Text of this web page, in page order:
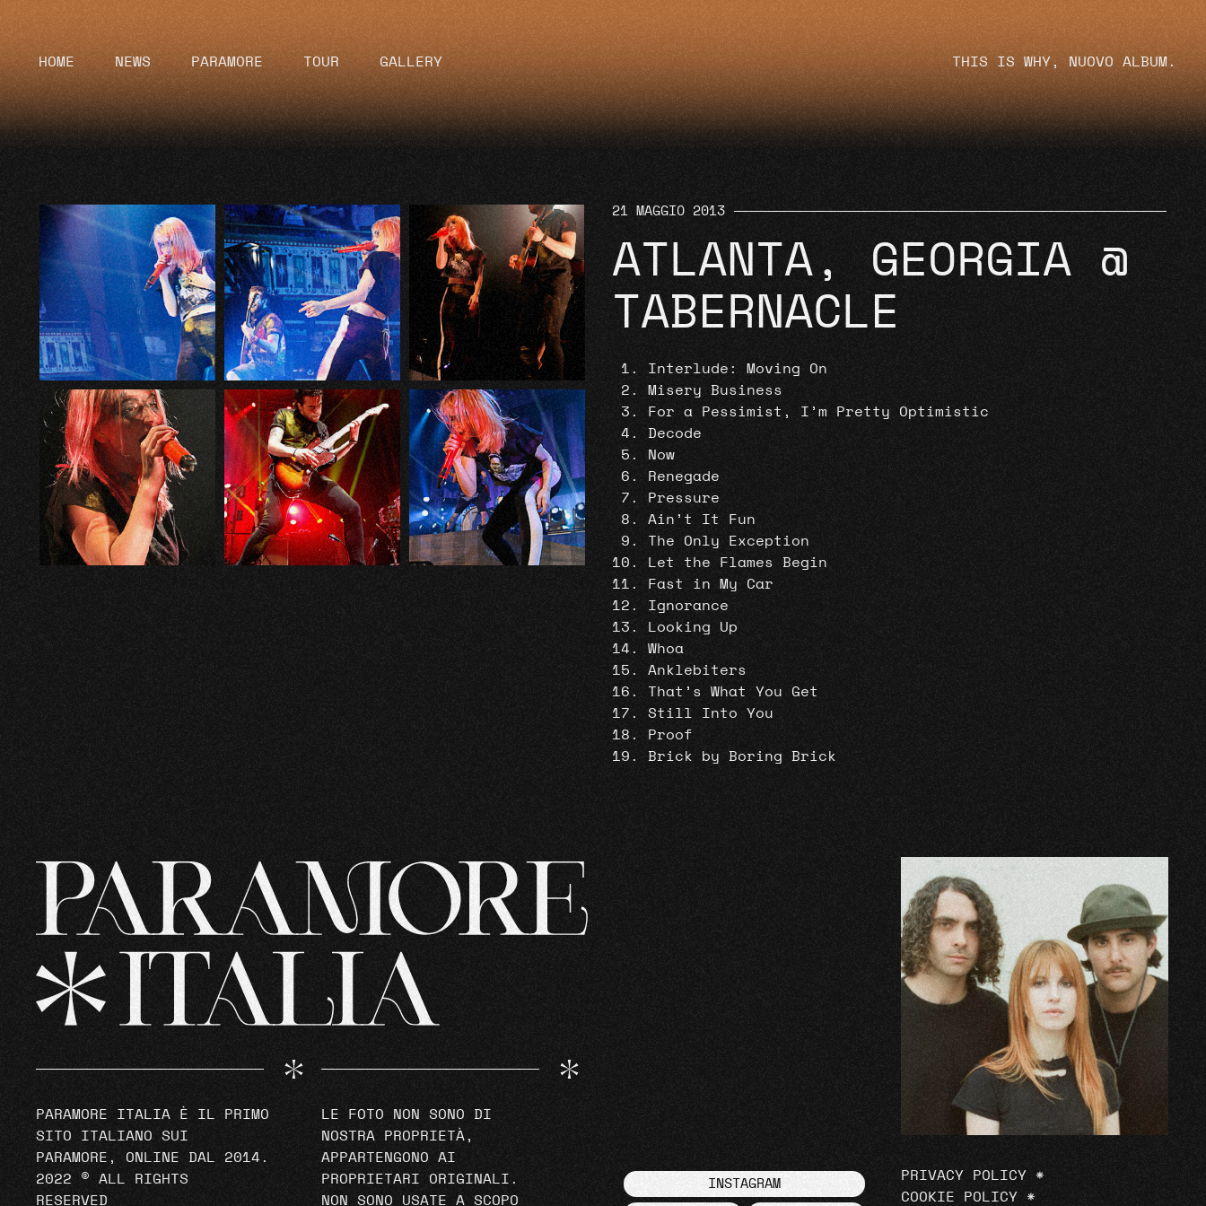
HOME NEWS PARAMORE TOUR GALLERY THIS IS WHY, NUOVO ALBUM.
21 MAGGIO 2013
ATLANTA, GEORGIA @
TABERNACLE
Interlude: Moving On
Misery Business
For a Pessimist, I’m Pretty Optimistic
Decode
Now
Renegade
Pressure
Ain’t It Fun
The Only Exception
Let the Flames Begin
Fast in My Car
Ignorance
Looking Up
Whoa
Anklebiters
That’s What You Get
Still Into You
Proof
Brick by Boring Brick
PARAMORE ITALIA È IL PRIMO
SITO ITALIANO SUI
PARAMORE, ONLINE DAL 2014.
2022 © ALL RIGHTS
RESERVED
LE FOTO NON SONO DI
NOSTRA PROPRIETÀ,
APPARTENGONO AI
PROPRIETARI ORIGINALI.
NON SONO USATE A SCOPO
INSTAGRAM
PRIVACY POLICY *
COOKIE POLICY *